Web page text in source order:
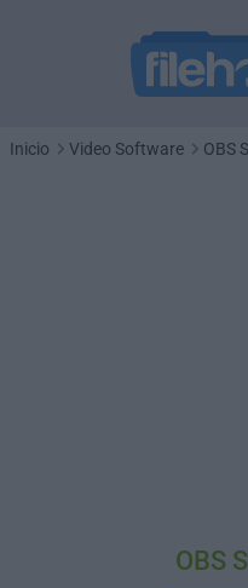
Inicio Video Software OBS
OBS